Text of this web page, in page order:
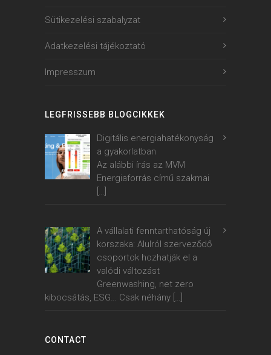
Sütikezelési szabalyzat
Adatkezelési tájékoztató
Impresszum
LEGFRISSEBB BLOGCIKKEK
Digitális energiahatékonyság
a gyakorlatban
Az alábbi írás az MVM
Energiaforrás című szakmai
A vállalati fenntarthatóság új
korszaka: Alulról szerveződő
csoportok hozhatják el a
valódi változást
Greenwashing, net zero
kibocsátás, ESG… Csak néhány […]
CONTACT